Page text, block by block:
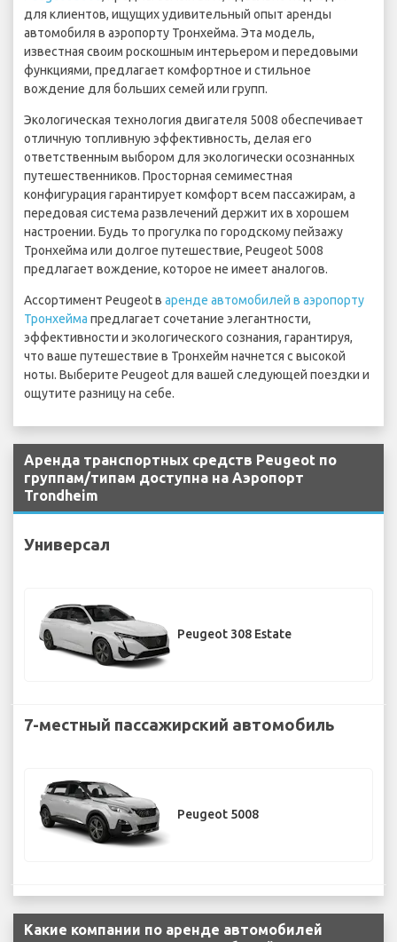
для клиентов, ищущих удивительный опыт аренды
автомобиля в аэропорту Тронхейма. Эта модель,
известная своим роскошным интерьером и передовыми
функциями, предлагает комфортное и стильное
вождение для больших семей или групп.
Экологическая технология двигателя 5008 обеспечивает
отличную топливную эффективность, делая его
ответственным выбором для экологически осознанных
путешественников. Просторная семиместная
конфигурация гарантирует комфорт всем пассажирам, а
передовая система развлечений держит их в хорошем
настроении. Будь то прогулка по городскому пейзажу
Тронхейма или долгое путешествие, Peugeot 5008
предлагает вождение, которое не имеет аналогов.
Ассортимент Peugeot в аренде автомобилей в аэропорту
Тронхейма предлагает сочетание элегантности,
эффективности и экологического сознания, гарантируя,
что ваше путешествие в Тронхейм начнется с высокой
ноты. Выберите Peugeot для вашей следующей поездки и
ощутите разницу на себе.
Аренда транспортных средств Peugeot по
группам/типам доступна на Аэропорт
Trondheim
Универсал
Peugeot 308 Estate
7-местный пассажирский автомобиль
Peugeot 5008
Какие компании по аренде автомобилей